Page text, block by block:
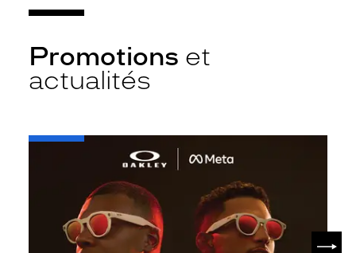
Promotions et
actualités
-